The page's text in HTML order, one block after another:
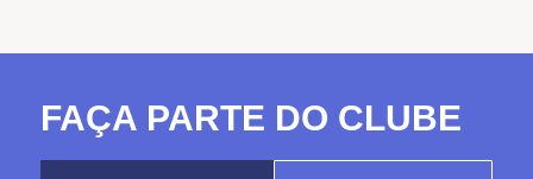
FAÇA PARTE DO CLUBE